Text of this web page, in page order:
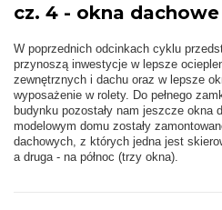
cz. 4 - okna dachowe
W poprzednich odcinkach cyklu
przynoszą inwestycje w lepsze
zewnętrznych i dachu oraz w lepsze
wyposażenie w rolety. Do pełnego
budynku pozostały nam jeszcze okna
modelowym domu zostały
dachowych, z których jedna jest
a druga - na północ (trzy okna).